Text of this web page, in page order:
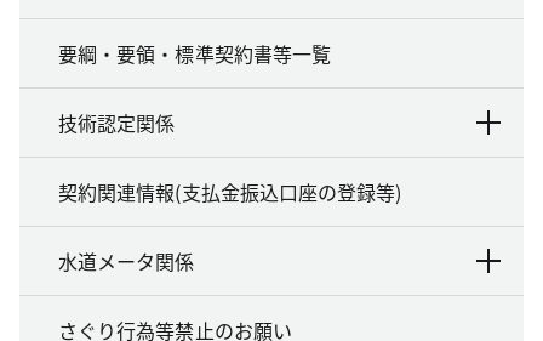
要綱・要領・標準契約書等一覧
技術認定関係
契約関連情報(支払金振込口座の登録等)
水道メータ関係
さぐり行為等禁止のお願い